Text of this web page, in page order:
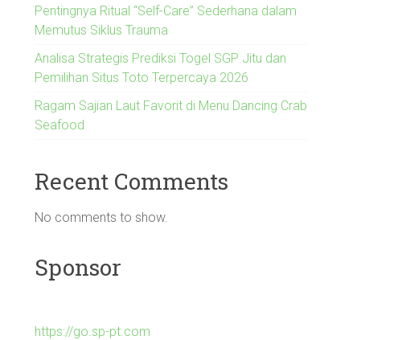
Pentingnya Ritual “Self-Care” Sederhana dalam
Memutus Siklus Trauma
Analisa Strategis Prediksi Togel SGP Jitu dan
Pemilihan Situs Toto Terpercaya 2026
Ragam Sajian Laut Favorit di Menu Dancing Crab
Seafood
Recent Comments
No comments to show.
Sponsor
https://go.sp-pt.com